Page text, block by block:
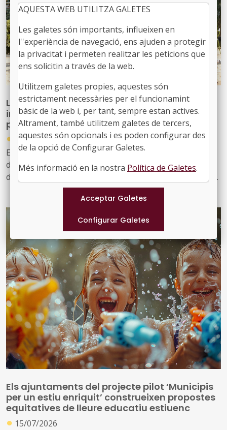
L’eina SITMUN de la Diputació de Barcelona
inclou refugis climàtics dels municipis de la
província
●
23/07/2026
El Sistema d’Informació Territorial Municipal (SITMUN)
de la Diputació de Barcelona permet la consulta pública
d’equipaments municipals de la província que funcionen
com a refugis climàtics a l’estiu, com un recurs de
protecció i seguretat vinculat al Document Únic de
Els ajuntaments del projecte pilot ‘Municipis
per un estiu enriquit’ construeixen propostes
equitatives de lleure educatiu estiuenc
● 15/07/2026
AQUESTA WEB UTILITZA GALETES
Les galetes són importants, influeixen en
l''experiència de navegació, ens ajuden a protegir
la privacitat i permeten realitzar les peticions que
ens solicitin a través de la web.
Utilitzem galetes propies, aquestes són
estrictament necessàries per el funcionamint
bàsic de la web i, per tant, sempre estan actives.
Altrament, també utilitzem galetes de tercers,
aquestes són opcionals i es poden configurar des
de la opció de Configurar Galetes.
Més informació en la nostra Política de Galetes.